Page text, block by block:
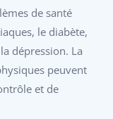
de santé
le diabète,
dépression. La
peuvent
et de